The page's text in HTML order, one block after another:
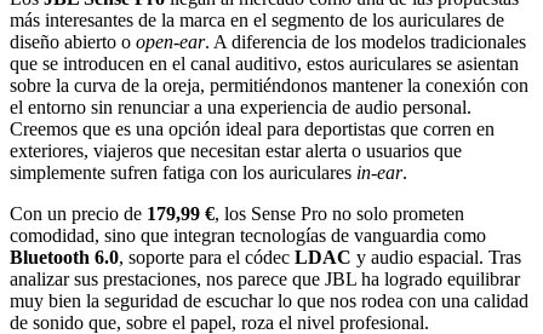
más interesantes de la marca en el segmento de los auriculares de
diseño abierto o open-ear. A diferencia de los modelos tradicionales
que se introducen en el canal auditivo, estos auriculares se asientan
sobre la curva de la oreja, permitiéndonos mantener la conexión con
el entorno sin renunciar a una experiencia de audio personal.
Creemos que es una opción ideal para deportistas que corren en
exteriores, viajeros que necesitan estar alerta o usuarios que
simplemente sufren fatiga con los auriculares in-ear.
Con un precio de 179,99 €, los Sense Pro no solo prometen
comodidad, sino que integran tecnologías de vanguardia como
Bluetooth 6.0, soporte para el códec LDAC y audio espacial. Tras
analizar sus prestaciones, nos parece que JBL ha logrado equilibrar
muy bien la seguridad de escuchar lo que nos rodea con una calidad
de sonido que, sobre el papel, roza el nivel profesional.